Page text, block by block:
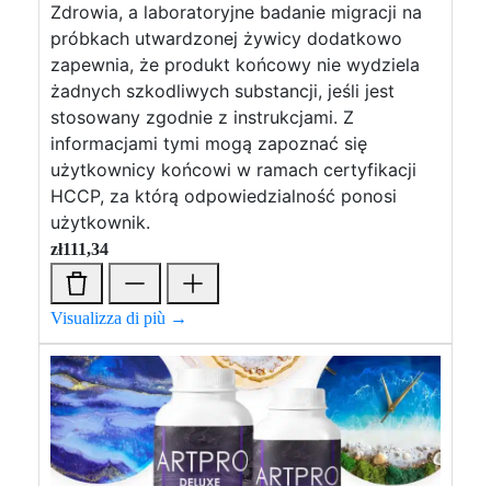
Zdrowia, a laboratoryjne badanie migracji na
próbkach utwardzonej żywicy dodatkowo
zapewnia, że produkt końcowy nie wydziela
żadnych szkodliwych substancji, jeśli jest
stosowany zgodnie z instrukcjami. Z
informacjami tymi mogą zapoznać się
użytkownicy końcowi w ramach certyfikacji
HCCP, za którą odpowiedzialność ponosi
użytkownik.
zł111,34
Visualizza di più →